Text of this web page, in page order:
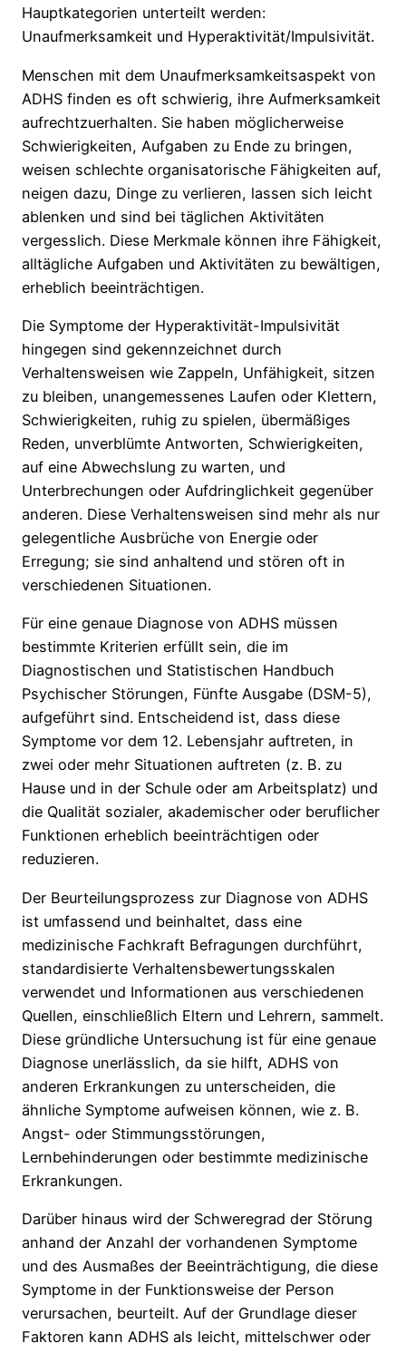
Hauptkategorien unterteilt werden:
Unaufmerksamkeit und Hyperaktivität/Impulsivität.
Menschen mit dem Unaufmerksamkeitsaspekt von
ADHS finden es oft schwierig, ihre Aufmerksamkeit
aufrechtzuerhalten. Sie haben möglicherweise
Schwierigkeiten, Aufgaben zu Ende zu bringen,
weisen schlechte organisatorische Fähigkeiten auf,
neigen dazu, Dinge zu verlieren, lassen sich leicht
ablenken und sind bei täglichen Aktivitäten
vergesslich. Diese Merkmale können ihre Fähigkeit,
alltägliche Aufgaben und Aktivitäten zu bewältigen,
erheblich beeinträchtigen.
Die Symptome der Hyperaktivität-Impulsivität
hingegen sind gekennzeichnet durch
Verhaltensweisen wie Zappeln, Unfähigkeit, sitzen
zu bleiben, unangemessenes Laufen oder Klettern,
Schwierigkeiten, ruhig zu spielen, übermäßiges
Reden, unverblümte Antworten, Schwierigkeiten,
auf eine Abwechslung zu warten, und
Unterbrechungen oder Aufdringlichkeit gegenüber
anderen. Diese Verhaltensweisen sind mehr als nur
gelegentliche Ausbrüche von Energie oder
Erregung; sie sind anhaltend und stören oft in
verschiedenen Situationen.
Für eine genaue Diagnose von ADHS müssen
bestimmte Kriterien erfüllt sein, die im
Diagnostischen und Statistischen Handbuch
Psychischer Störungen, Fünfte Ausgabe (DSM-5),
aufgeführt sind. Entscheidend ist, dass diese
Symptome vor dem 12. Lebensjahr auftreten, in
zwei oder mehr Situationen auftreten (z. B. zu
Hause und in der Schule oder am Arbeitsplatz) und
die Qualität sozialer, akademischer oder beruflicher
Funktionen erheblich beeinträchtigen oder
reduzieren.
Der Beurteilungsprozess zur Diagnose von ADHS
ist umfassend und beinhaltet, dass eine
medizinische Fachkraft Befragungen durchführt,
standardisierte Verhaltensbewertungsskalen
verwendet und Informationen aus verschiedenen
Quellen, einschließlich Eltern und Lehrern, sammelt.
Diese gründliche Untersuchung ist für eine genaue
Diagnose unerlässlich, da sie hilft, ADHS von
anderen Erkrankungen zu unterscheiden, die
ähnliche Symptome aufweisen können, wie z. B.
Angst- oder Stimmungsstörungen,
Lernbehinderungen oder bestimmte medizinische
Erkrankungen.
Darüber hinaus wird der Schweregrad der Störung
anhand der Anzahl der vorhandenen Symptome
und des Ausmaßes der Beeinträchtigung, die diese
Symptome in der Funktionsweise der Person
verursachen, beurteilt. Auf der Grundlage dieser
Faktoren kann ADHS als leicht, mittelschwer oder